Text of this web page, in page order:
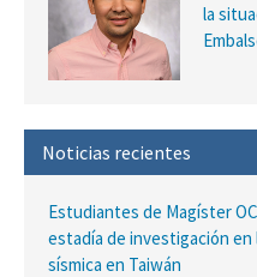
la
Noticias recientes
Estudiantes de Magíster
estadía de investigación
sísmica en Taiwán